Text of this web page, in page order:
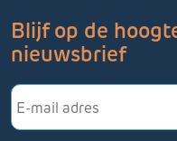
Blijf op de
nieuwsbrief
E-
mailadres